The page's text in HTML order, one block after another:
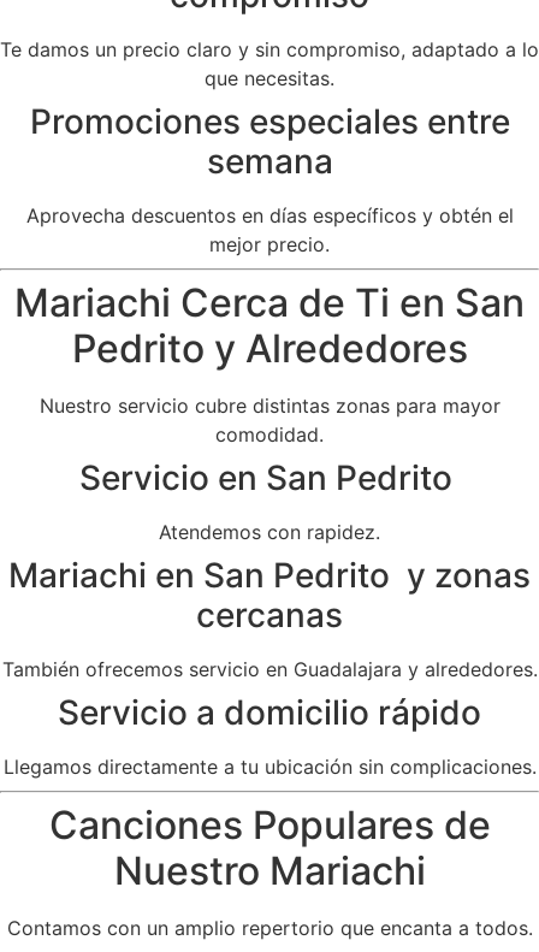
Te damos un precio claro y sin compromiso, adaptado a lo
que necesitas.
Promociones especiales entre
semana
Aprovecha descuentos en días específicos y obtén el
mejor precio.
Mariachi Cerca de Ti en San
Pedrito y Alrededores
Nuestro servicio cubre distintas zonas para mayor
comodidad.
Servicio en San Pedrito
Atendemos con rapidez.
Mariachi en San Pedrito y zonas
cercanas
También ofrecemos servicio en Guadalajara y alrededores.
Servicio a domicilio rápido
Llegamos directamente a tu ubicación sin complicaciones.
Canciones Populares de
Nuestro Mariachi
Contamos con un amplio repertorio que encanta a todos.